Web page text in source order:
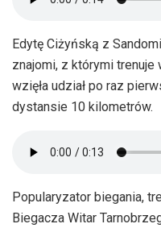
Edytę Ciżyńską z
znajomi, z którymi trenuje
wzięła udział po raz
dystansie 10 kilometrów.
Popularyzator biegania,
Biegacza Witar